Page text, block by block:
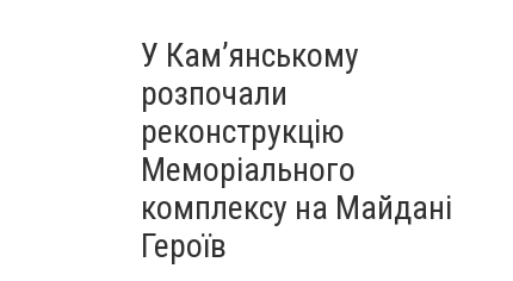
У Кам’янському
розпочали
реконструкцію
Меморіального
комплексу на Майдані
Героїв